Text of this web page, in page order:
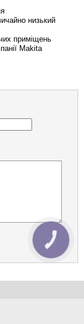
низький
приміщень
Makita
КНОПКА
ЗВ'ЯЗКУ